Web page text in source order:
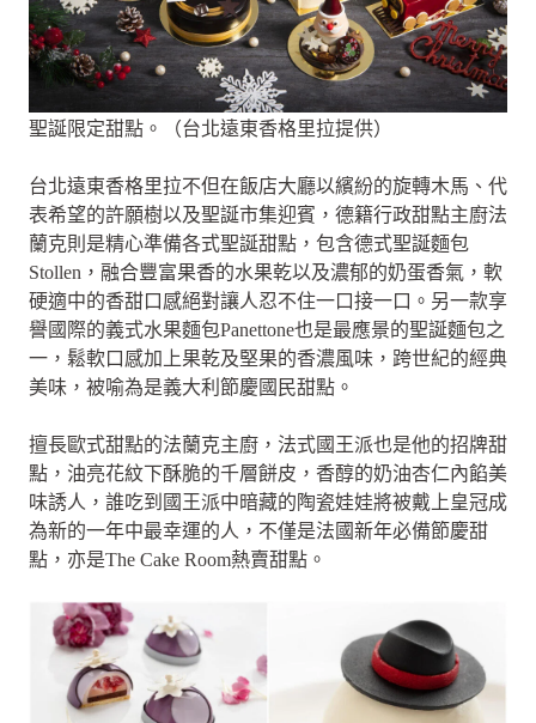
聖誕限定甜點。（台北遠東香格里拉提供）
台北遠東香格里拉不但在飯店大廳以繽紛的旋轉木馬、代
表希望的許願樹以及聖誕市集迎賓，德籍行政甜點主廚法
蘭克則是精心準備各式聖誕甜點，包含德式聖誕麵包
Stollen，融合豐富果香的水果乾以及濃郁的奶蛋香氣，軟
硬適中的香甜口感絕對讓人忍不住一口接一口。另一款享
譽國際的義式水果麵包Panettone也是最應景的聖誕麵包之
一，鬆軟口感加上果乾及堅果的香濃風味，跨世紀的經典
美味，被喻為是義大利節慶國民甜點。
擅長歐式甜點的法蘭克主廚，法式國王派也是他的招牌甜
點，油亮花紋下酥脆的千層餅皮，香醇的奶油杏仁內餡美
味誘人，誰吃到國王派中暗藏的陶瓷娃娃將被戴上皇冠成
為新的一年中最幸運的人，不僅是法國新年必備節慶甜
點，亦是The Cake Room熱賣甜點。